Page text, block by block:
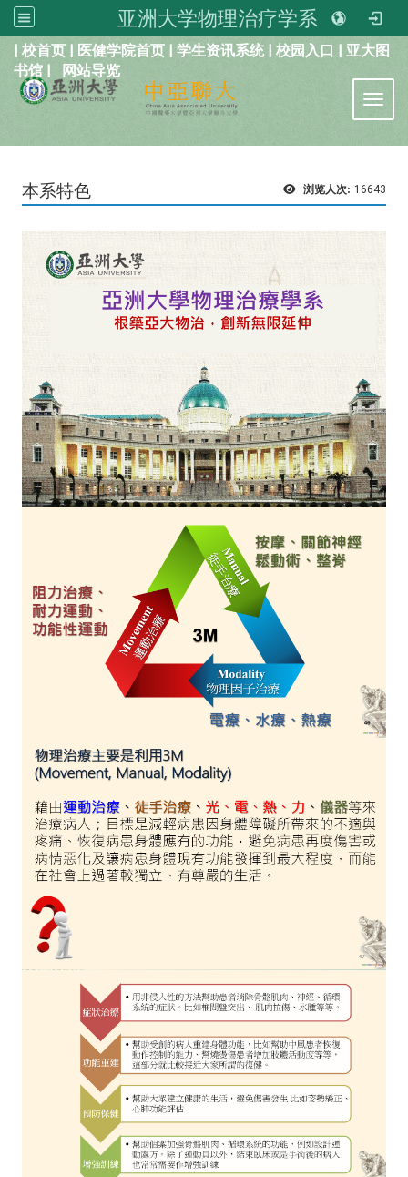
亚洲大学物理治疗学系
| 校首页 | 医健学院首页 | 学生资讯系统| 校园入口 | 亚大图
书馆 |
网站导览
浏览人次: 16643
本系特色